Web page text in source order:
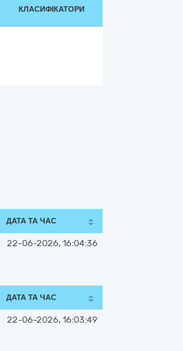
КЛАСИФІКАТОРИ
ДАТА ТА ЧАС
22-06-2026, 16:04:36
ДАТА ТА ЧАС
22-06-2026, 16:03:49